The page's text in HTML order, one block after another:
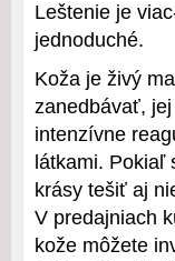
Leštenie je
jednoduché.
Koža je živý
zanedbávať,
intenzívne
látkami.
krásy tešiť aj
V predajniach
kože môžete